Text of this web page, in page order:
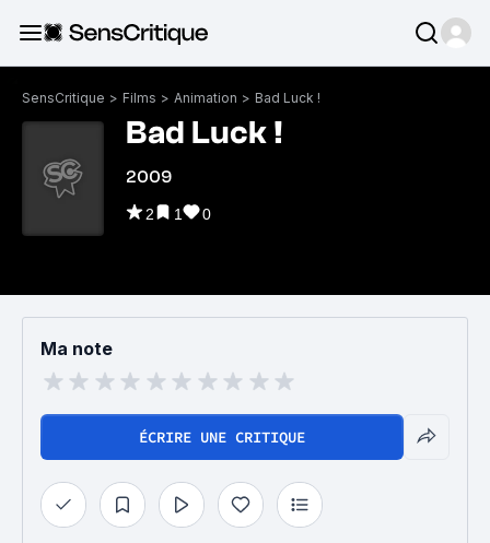
SensCritique > Films > Animation > Bad Luck !
Bad Luck !
2009
2 1 0
Ma note
ÉCRIRE UNE CRITIQUE